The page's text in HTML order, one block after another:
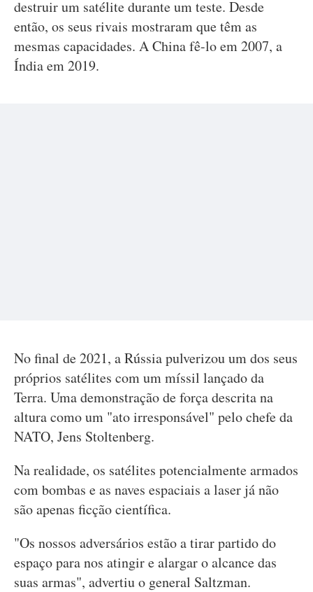
destruir um satélite durante um teste. Desde
então, os seus rivais mostraram que têm as
mesmas capacidades. A China fê-lo em 2007, a
Índia em 2019.
No final de 2021, a Rússia pulverizou um dos seus
próprios satélites com um míssil lançado da
Terra. Uma demonstração de força descrita na
altura como um "ato irresponsável" pelo chefe da
NATO, Jens Stoltenberg.
Na realidade, os satélites potencialmente armados
com bombas e as naves espaciais a laser já não
são apenas ficção científica.
"Os nossos adversários estão a tirar partido do
espaço para nos atingir e alargar o alcance das
suas armas", advertiu o general Saltzman.